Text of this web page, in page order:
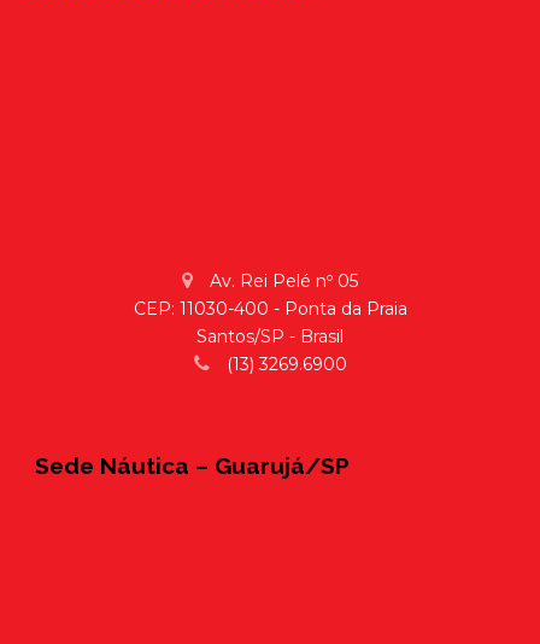
Av. Rei Pelé nº 05
CEP: 11030-400 - Ponta da Praia
Santos/SP - Brasil
(13) 3269.6900
Sede Náutica – Guarujá/SP